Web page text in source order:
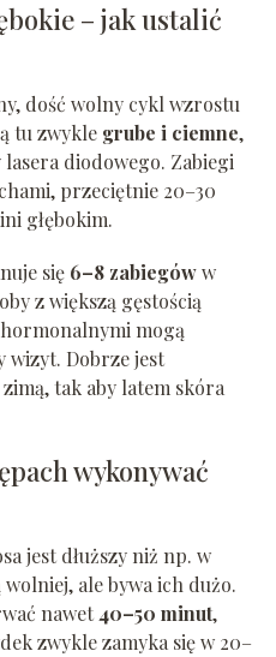
– jak ustalić
dość wolny cykl wzrostu
tu zwykle grube i ciemne,
diodowego. Zabiegi
przeciętnie 20–30
głębokim.
się 6–8 zabiegóww
z większą gęstością
mogą
wizyt. Dobrze jest
tak aby latem skóra
wykonywać
jest dłuższy niż np. w
ale bywa ich dużo.
nawet40–50 minut,
zwykle zamyka się w 20–